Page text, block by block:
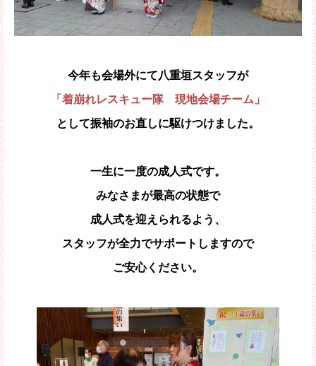
今年も会場外にて八重垣スタッフが
「着崩れレスキュー隊 現地会場チーム」
として振袖のお直しに駆けつけました。
一生に一度の成人式です。
みなさまが最高の状態で
成人式を迎えられるよう、
スタッフが全力でサポートしますので
ご安心ください。